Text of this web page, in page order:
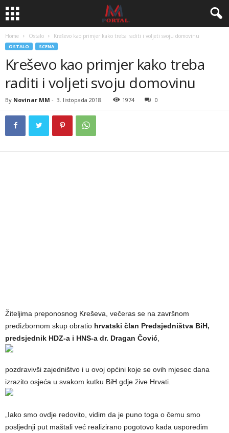
Home Ostalo Kreševo kao primjer kako treba raditi i voljeti svoju domovinu
OSTALO SCENA
Kreševo kao primjer kako treba
raditi i voljeti svoju domovinu
By Novinar MM - 3. listopada 2018. 1974 0
Žiteljima preponosnog Kreševa, večeras se na završnom
predizbornom skup obratio hrvatski član Predsjedništva BiH,
predsjednik HDZ-a i HNS-a dr. Dragan Čović
pozdravivši zajedništvo i u ovoj općini koje se ovih mjesec dana
izrazito osjeća u svakom kutku BiH gdje žive Hrvati.
„Iako smo ovdje redovito, vidim da je puno toga o čemu smo
posljednji put maštali već realizirano pogotovo kada usporedim